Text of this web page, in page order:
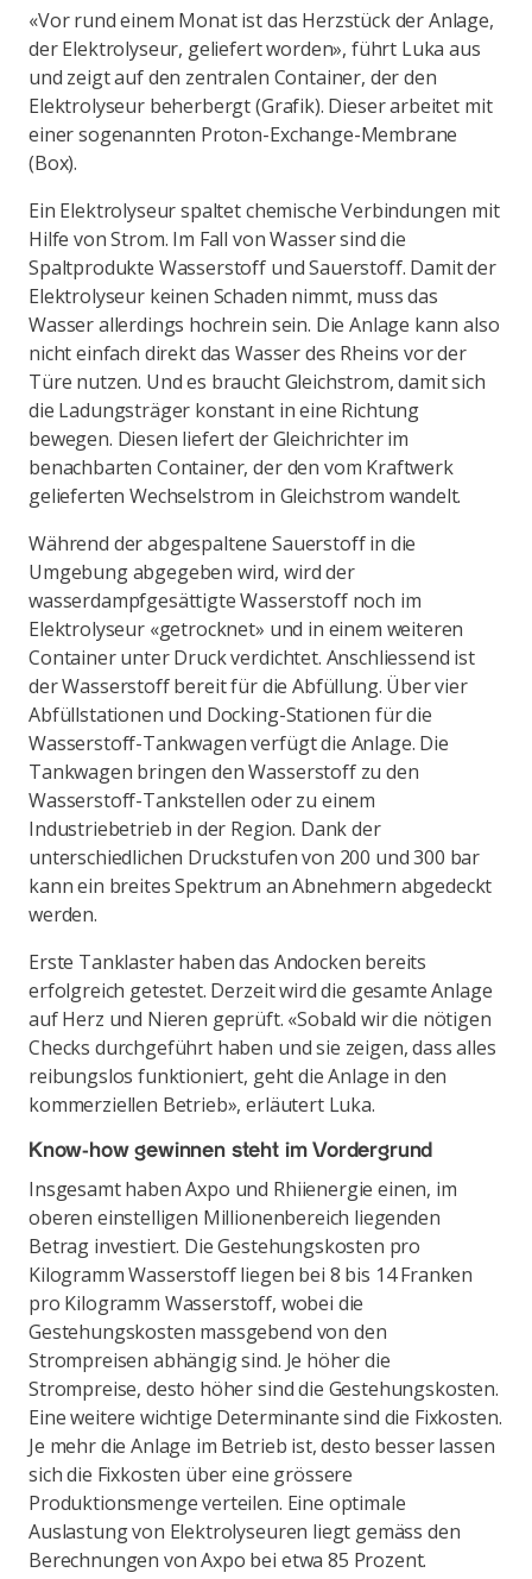
«Vor rund einem Monat ist das Herzstück der Anlage,
der Elektrolyseur, geliefert worden», führt Luka aus
und zeigt auf den zentralen Container, der den
Elektrolyseur beherbergt (Grafik). Dieser arbeitet mit
einer sogenannten Proton-Exchange-Membrane
(Box).
Ein Elektrolyseur spaltet chemische Verbindungen mit
Hilfe von Strom. Im Fall von Wasser sind die
Spaltprodukte Wasserstoff und Sauerstoff. Damit der
Elektrolyseur keinen Schaden nimmt, muss das
Wasser allerdings hochrein sein. Die Anlage kann also
nicht einfach direkt das Wasser des Rheins vor der
Türe nutzen. Und es braucht Gleichstrom, damit sich
die Ladungsträger konstant in eine Richtung
bewegen. Diesen liefert der Gleichrichter im
benachbarten Container, der den vom Kraftwerk
gelieferten Wechselstrom in Gleichstrom wandelt.
Während der abgespaltene Sauerstoff in die
Umgebung abgegeben wird, wird der
wasserdampfgesättigte Wasserstoff noch im
Elektrolyseur «getrocknet» und in einem weiteren
Container unter Druck verdichtet. Anschliessend ist
der Wasserstoff bereit für die Abfüllung. Über vier
Abfüllstationen und Docking-Stationen für die
Wasserstoff-Tankwagen verfügt die Anlage. Die
Tankwagen bringen den Wasserstoff zu den
Wasserstoff-Tankstellen oder zu einem
Industriebetrieb in der Region. Dank der
unterschiedlichen Druckstufen von 200 und 300 bar
kann ein breites Spektrum an Abnehmern abgedeckt
werden.
Erste Tanklaster haben das Andocken bereits
erfolgreich getestet. Derzeit wird die gesamte Anlage
auf Herz und Nieren geprüft. «Sobald wir die nötigen
Checks durchgeführt haben und sie zeigen, dass alles
reibungslos funktioniert, geht die Anlage in den
kommerziellen Betrieb», erläutert Luka.
Know-how gewinnen steht im Vordergrund
Insgesamt haben Axpo und Rhiienergie einen, im
oberen einstelligen Millionenbereich liegenden
Betrag investiert. Die Gestehungskosten pro
Kilogramm Wasserstoff liegen bei 8 bis 14 Franken
pro Kilogramm Wasserstoff, wobei die
Gestehungskosten massgebend von den
Strompreisen abhängig sind. Je höher die
Strompreise, desto höher sind die Gestehungskosten.
Eine weitere wichtige Determinante sind die Fixkosten.
Je mehr die Anlage im Betrieb ist, desto besser lassen
sich die Fixkosten über eine grössere
Produktionsmenge verteilen. Eine optimale
Auslastung von Elektrolyseuren liegt gemäss den
Berechnungen von Axpo bei etwa 85 Prozent.